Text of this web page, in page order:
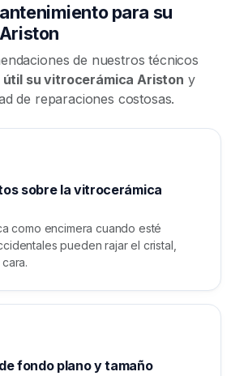
para su
de nuestros técnicos
útil su vitrocerámica Ariston y
de reparaciones costosas.
sobre la vitrocerámica
como encimera cuando esté
pueden rajar el cristal,
fondo plano y tamaño